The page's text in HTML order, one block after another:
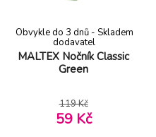
MALTEX Nočník Classic
Green
Obvykle do 3 dnů - Skladem
dodavatel
119 Kč
59 Kč